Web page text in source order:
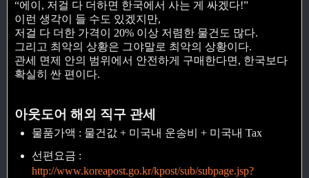
“에이, 저걸 다 더하면 한국에서 사는 게 싸겠다!”
이런 생각이 들 수도 있겠지만,
저걸 다 더한 가격이 20% 이상 저렴한 물건도 많다.
그리고 최악의 상황은 그야말로 최악의 상황이다.
관세 면제 안의 범위에서 안전하게 구매한다면, 한국보다
확실히 싼 편이다.
아웃도어 해외 직구 관세
물품가액 : 물건값 + 미국내 운송비 + 미국내 Tax
선편요금 :
http://www.koreapost.go.kr/kpost/sub/subpage.jsp?